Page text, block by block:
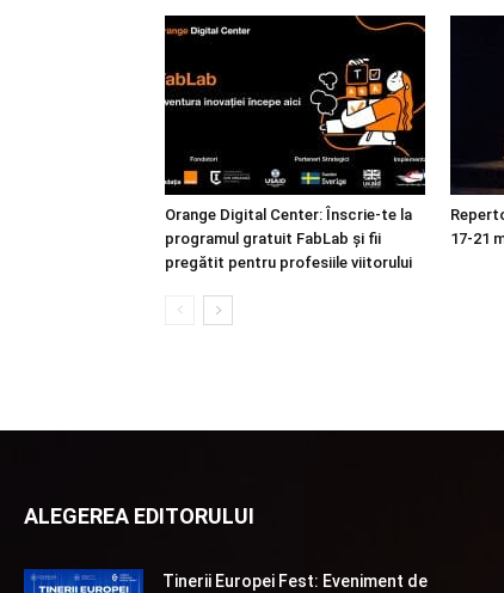
Orange Digital Center: Înscrie-te la
programul gratuit FabLab și fii
pregătit pentru profesiile viitorului
17-21
ALEGEREA EDITORULUI
Tinerii Europei Fest: Eveniment de